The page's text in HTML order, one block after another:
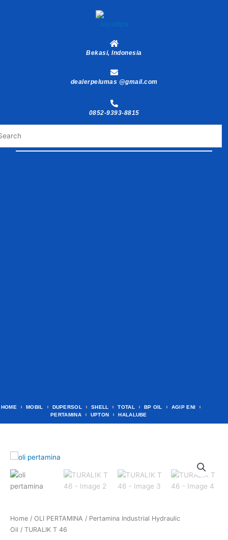
Bekasi, Indonesia
dealerpelumas @gmail.com
0852-9393-8815
HOME MOBIL DUPERSOL SHELL TOTAL BP OIL
AGIP ENI
PERTAMINA
UPTON HALALUBE
Home / OLI PERTAMINA / Pertamina Industrial Hydraulic
Oil / TURALIK T 46